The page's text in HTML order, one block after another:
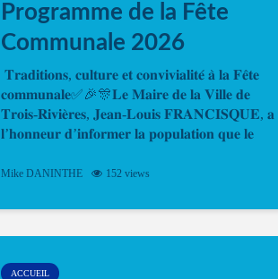
Programme de la Fête
Communale 2026
𝐓𝐫𝐚𝐝𝐢𝐭𝐢𝐨𝐧𝐬, 𝐜𝐮𝐥𝐭𝐮𝐫𝐞 𝐞𝐭 𝐜𝐨𝐧𝐯𝐢𝐯𝐢𝐚𝐥𝐢𝐭𝐞́ 𝐚̀ 𝐥𝐚 𝐅𝐞̂𝐭𝐞
𝐜𝐨𝐦𝐦𝐮𝐧𝐚𝐥𝐞✅🎉🎊𝐋𝐞 𝐌𝐚𝐢𝐫𝐞 𝐝𝐞 𝐥𝐚 𝐕𝐢𝐥𝐥𝐞 𝐝𝐞
𝐓𝐫𝐨𝐢𝐬-𝐑𝐢𝐯𝐢𝐞̀𝐫𝐞𝐬, 𝐉𝐞𝐚𝐧-𝐋𝐨𝐮𝐢𝐬 𝐅𝐑𝐀𝐍𝐂𝐈𝐒𝐐𝐔𝐄, 𝐚
𝐥’𝐡𝐨𝐧𝐧𝐞𝐮𝐫 𝐝’𝐢𝐧𝐟𝐨𝐫𝐦𝐞𝐫 𝐥𝐚 𝐩𝐨𝐩𝐮𝐥𝐚𝐭𝐢𝐨𝐧 𝐪𝐮𝐞 𝐥𝐞
Mike DANINTHE 152 views
ACCUEIL